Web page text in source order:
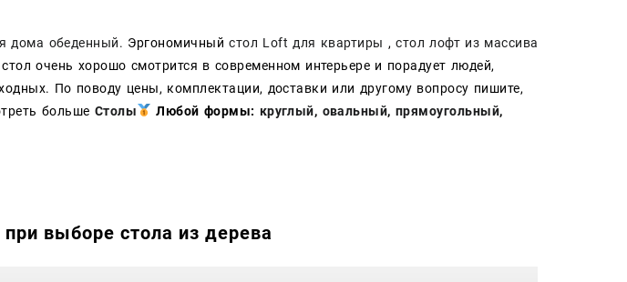
дома обеденный. Эргономичныйстол Loft для квартиры ,стол лофт из массива
очень хорошо смотрится в современном интерьере и порадует людей,
По поводу цены, комплектации, доставки или другому вопросу пишите,
больше Столы Любой формы: круглый, овальный, прямоугольный,
выборе стола из дерева